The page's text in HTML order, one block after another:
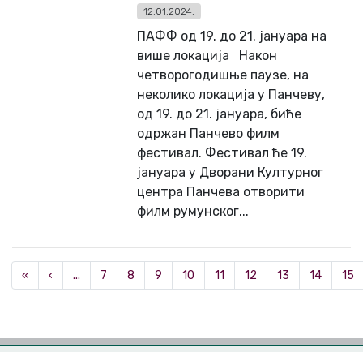
12.01.2024.
ПАФФ од 19. до 21. јануара на
више локација Након
четворогодишње паузе, на
неколико локација у Панчеву,
од 19. до 21. јануара, биће
одржан Панчево филм
фестивал. Фестивал ће 19.
јануара у Дворани Културног
центра Панчева отворити
филм румунског...
« ‹ ... 7 8 9 10 11 12 13 14 15